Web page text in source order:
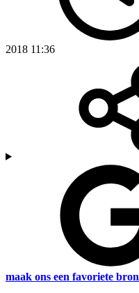
2018 11:36
maak ons een favoriete bron